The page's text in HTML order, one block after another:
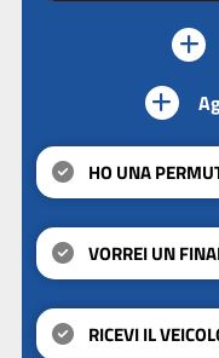
HO UNA
VORREI UN
RICEVI IL